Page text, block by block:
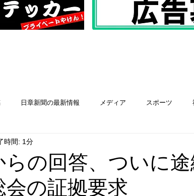
日章新聞の最新情報 メディア スポーツ
自民党
らの回答、ついに途
の証拠要求
時間: 1分